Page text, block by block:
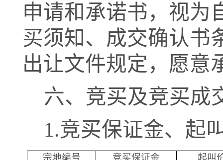
申请和承诺书，视为
买须知、成交确认书
出让文件规定，愿意
六、 竞买及竞买成
1.竞买保证金、起
宗地编号 竞买保证金 起叫